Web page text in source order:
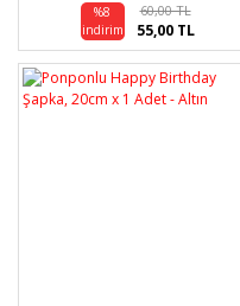
%8
indirim
60,00 TL
55,00 TL